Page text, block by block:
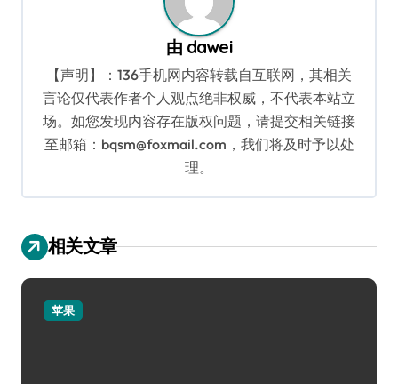
由 dawei
【声明】：136手机网内容转载自互联网，其相关
言论仅代表作者个人观点绝非权威，不代表本站立
场。如您发现内容存在版权问题，请提交相关链接
至邮箱：bqsm@foxmail.com，我们将及时予以处
理。
相关文章
苹果